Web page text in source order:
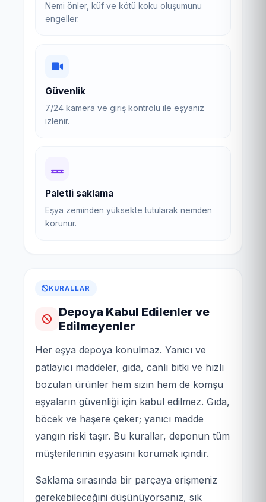
Nemi önler, küf ve kötü koku oluşumunu
engeller.
Güvenlik
7/24 kamera ve giriş kontrolü ile eşyanız
izlenir.
Paletli saklama
Eşya zeminden yüksekte tutularak nemden
korunur.
KURALLAR
Depoya Kabul Edilenler ve
Edilmeyenler
Her eşya depoya konulmaz. Yanıcı ve
patlayıcı maddeler, gıda, canlı bitki ve hızlı
bozulan ürünler hem sizin hem de komşu
eşyaların güvenliği için kabul edilmez. Gıda,
böcek ve haşere çeker; yanıcı madde
yangın riski taşır. Bu kurallar, deponun tüm
müşterilerinin eşyasını korumak içindir.
Saklama sırasında bir parçaya erişmeniz
gerekebileceğini düşünüyorsanız, sık